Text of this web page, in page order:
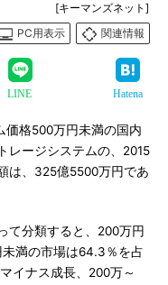
[キーマンズネット]
PC用表示
関連情報
LINE Hatena
格500万円未満の国内
レージシステムの、2015
は、325億5500万円であ
て分類すると、200万円
満の市場は64.3％を占
イナス成長、200万～